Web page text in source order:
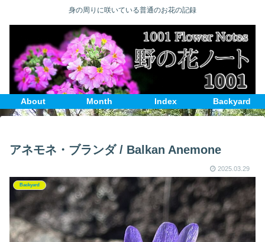
身の周りに咲いている普通のお花の記録
About Month Index Backyard
アネモネ・ブランダ / Balkan Anemone
2025.03.29
Backyard